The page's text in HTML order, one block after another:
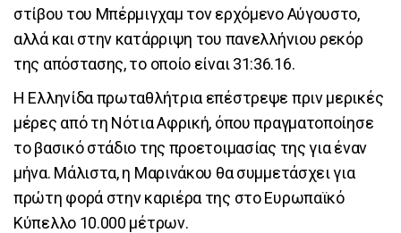
στίβου του Μπέρμιγχαμ τον ερχόμενο Αύγουστο,
αλλά και στην κατάρριψη του πανελλήνιου ρεκόρ
της απόστασης, το οποίο είναι 31:36.16.
Η Ελληνίδα πρωταθλήτρια επέστρεψε πριν μερικές
μέρες από τη Νότια Αφρική, όπου πραγματοποίησε
το βασικό στάδιο της προετοιμασίας της για έναν
μήνα. Μάλιστα, η Μαρινάκου θα συμμετάσχει για
πρώτη φορά στην καριέρα της στο Ευρωπαϊκό
Κύπελλο 10.000 μέτρων.